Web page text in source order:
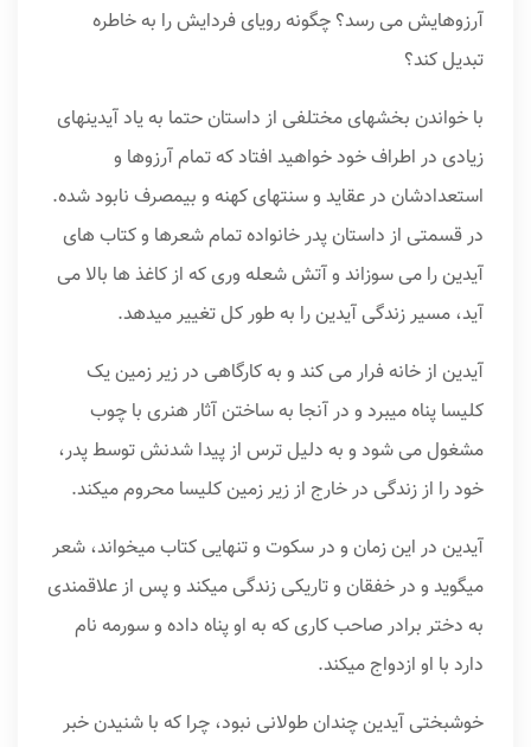
آرزوهایش می رسد؟ چگونه رویای فردایش را به خاطره
تبدیل کند؟
با خواندن بخشهای مختلفی از داستان حتما به یاد آیدینهای
زیادی در اطراف خود خواهید افتاد که تمام آرزوها و
استعدادشان در عقاید و سنتهای کهنه و بیمصرف نابود شده.
در قسمتی از داستان پدر خانواده تمام شعرها و کتاب های
آیدین را می سوزاند و آتش شعله وری که از کاغذ ها بالا می
آید، مسیر زندگی آیدین را به طور کل تغییر میدهد.
آیدین از خانه فرار می کند و به کارگاهی در زیر زمین یک
کلیسا پناه میبرد و در آنجا به ساختن آثار هنری با چوب
مشغول می شود و به دلیل ترس از پیدا شدنش توسط پدر،
خود را از زندگی در خارج از زیر زمین کلیسا محروم میکند.
آیدین در این زمان و در سکوت و تنهایی کتاب میخواند، شعر
میگوید و در خفقان و تاریکی زندگی میکند و پس از علاقمندی
به دختر برادر صاحب کاری که به او پناه داده و سورمه نام
دارد با او ازدواج میکند.
خوشبختی آیدین چندان طولانی نبود، چرا که با شنیدن خبر